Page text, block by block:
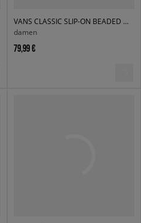
VANS CLASSIC SLIP-ON BEADED WHITE CHECKERBOARD
damen
79,99 €